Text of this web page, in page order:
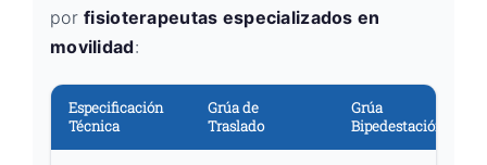
porfisioterapeutas especializados en
movilidad:
Especificación
Técnica
Grúa de
Traslado
Grúa
Bipedestación